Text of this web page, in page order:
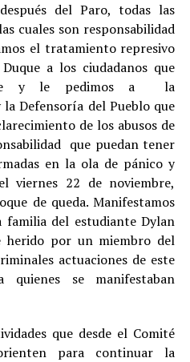
del Paro, todas las
cuales son responsabilidad
el tratamiento represivo
a los ciudadanos que
y le pedimos a la
Defensoría del Pueblo que
de los abusos de
que puedan tener
en la ola de pánico y
viernes 22 de noviembre,
de queda. Manifestamos
familia del estudiante Dylan
herido por un miembro del
actuaciones de este
quienes se manifestaban
que desde el Comité
para continuar la